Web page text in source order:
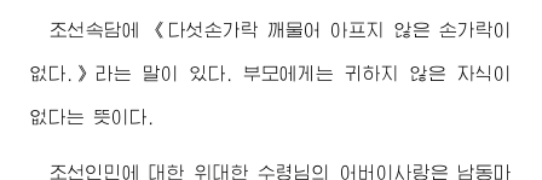
조선속담에 《다섯손가락 깨물어 아프지 않은 손가락이
없다.》라는 말이 있다. 부모에게는 귀하지 않은 자식이
없다는 뜻이다.
조선인민에 대한 위대한 수령님의 어버이 사랑은 남동마